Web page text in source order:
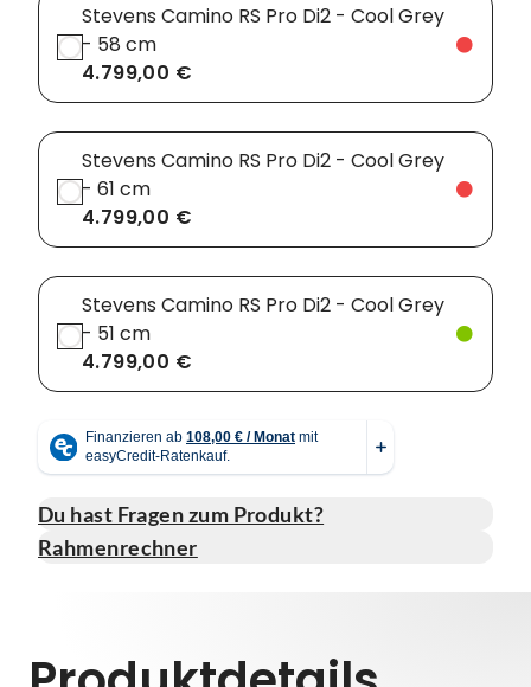
Stevens Camino RS Pro Di2 - Cool Grey
- 58 cm
4.799,00 €
Stevens Camino RS Pro Di2 - Cool Grey
- 61 cm
4.799,00 €
Stevens Camino RS Pro Di2 - Cool Grey
- 51 cm
4.799,00 €
Du hast Fragen zum Produkt?
Rahmenrechner